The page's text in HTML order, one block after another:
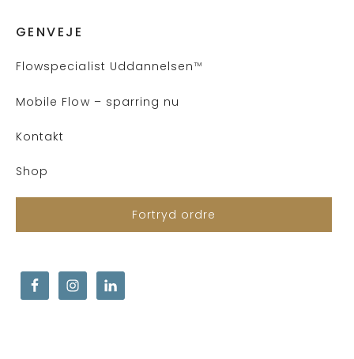
GENVEJE
Flowspecialist Uddannelsen™
Mobile Flow – sparring nu
Kontakt
Shop
Fortryd ordre